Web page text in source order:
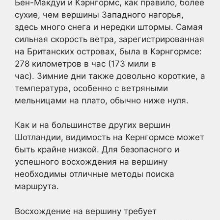
Бен-Макдуи и Кэрнгормс, как правило, более
сухие, чем вершины Западного нагорья,
здесь много снега и нередки штормы. Самая
сильная скорость ветра, зарегистрированная
на Британских островах, была в Кэрнгормсе:
278 километров в час (173 мили в
час). Зимние дни также довольно короткие, а
температура, особенно с ветряными
мельницами на плато, обычно ниже нуля.
Как и на большинстве других вершин
Шотландии, видимость на Кернгормсе может
быть крайне низкой. Для безопасного и
успешного восхождения на вершину
необходимы отличные методы поиска
маршрута.
Восхождение на вершину требует